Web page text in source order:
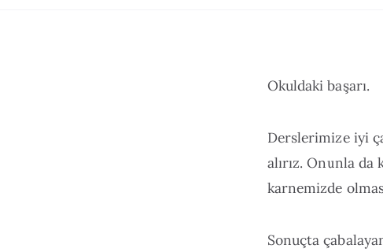
Okuldaki başarı.
Derslerimize iyi
alırız. Onunla
karnemizde
Sonuçta